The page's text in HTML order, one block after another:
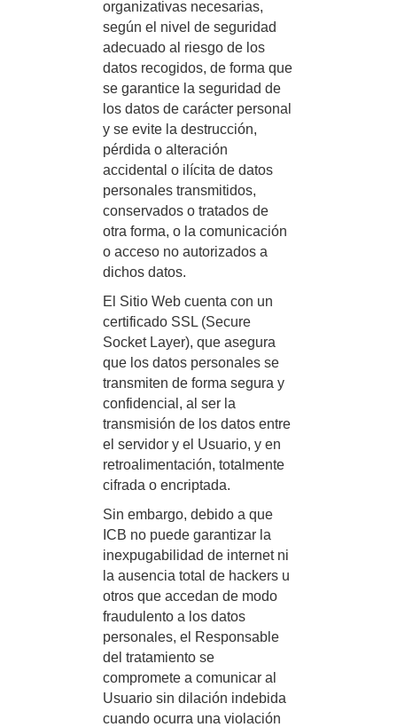
organizativas necesarias,
según el nivel de seguridad
adecuado al riesgo de los
datos recogidos, de forma que
se garantice la seguridad de
los datos de carácter personal
y se evite la destrucción,
pérdida o alteración
accidental o ilícita de datos
personales transmitidos,
conservados o tratados de
otra forma, o la comunicación
o acceso no autorizados a
dichos datos.
El Sitio Web cuenta con un
certificado SSL (Secure
Socket Layer), que asegura
que los datos personales se
transmiten de forma segura y
confidencial, al ser la
transmisión de los datos entre
el servidor y el Usuario, y en
retroalimentación, totalmente
cifrada o encriptada.
Sin embargo, debido a que
ICB no puede garantizar la
inexpugabilidad de internet ni
la ausencia total de hackers u
otros que accedan de modo
fraudulento a los datos
personales, el Responsable
del tratamiento se
compromete a comunicar al
Usuario sin dilación indebida
cuando ocurra una violación